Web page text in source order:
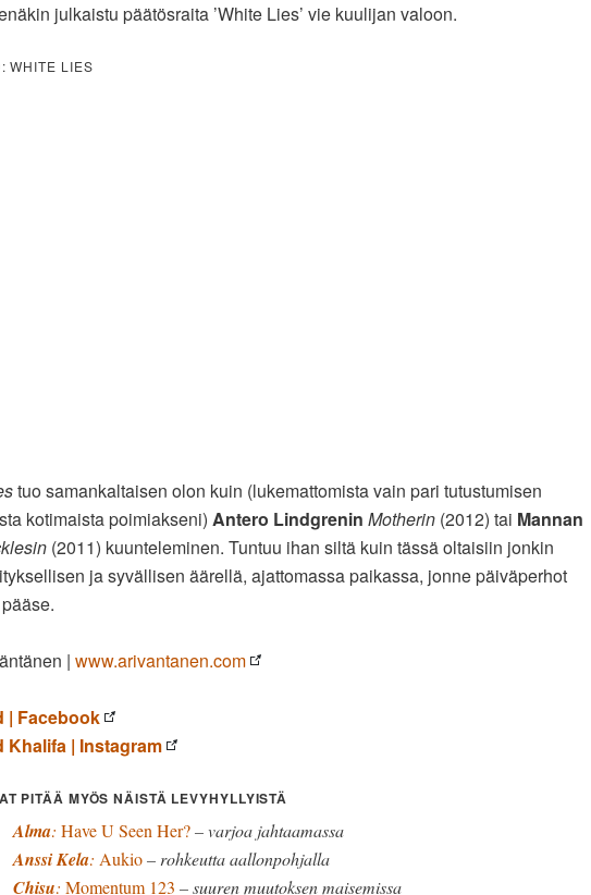
julkaistu päätösraita ’White Lies’ vie kuulijan valoon.
WHITE LIES
tuo samankaltaisen olon kuin (lukemattomista vain pari tutustumisen
kotimaista poimiakseni) Antero Lindgrenin Motherin (2012) tai Mannan
(2011) kuunteleminen. Tuntuu ihan siltä kuin tässä oltaisiin jonkin
ja syvällisen äärellä, ajattomassa paikassa, jonne päiväperhot
| www.arivantanen.com
| Facebook
Khalifa | Instagram
PITÄÄ MYÖS NÄISTÄ LEVYHYLLYISTÄ
Alma: Have U Seen Her?– varjoa jahtaamassa
Anssi Kela: Aukio– rohkeutta aallonpohjalla
Chisu: Momentum 123 – suuren muutoksen maisemissa